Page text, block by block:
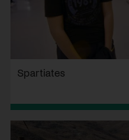
Spartiates